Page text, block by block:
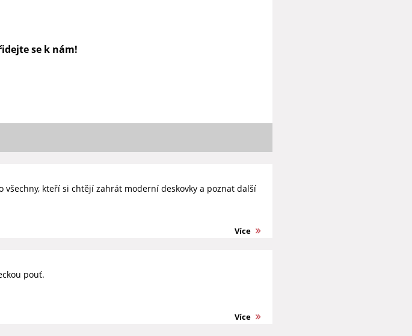
se k nám!
kteří si chtějí zahrát moderní deskovky a poznat další
Více
pouť.
Více